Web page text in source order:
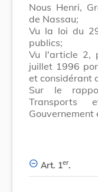
Nous Henri,
de Nassau;
Vu la loi du
publics;
Vu l'article 2,
juillet 1996
et considérant
Sur le
Transports
Gouvernement
Art. 1er.